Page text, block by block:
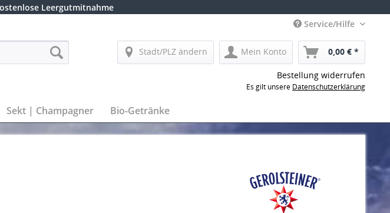
Leergutmitnahme
Service/Hilfe
Stadt/PLZ ändern Mein Konto 0,00 € *
Bestellung widerrufen
Es gilt unsere Datenschutzerklärung
Sekt | Champagner Bio-Getränke